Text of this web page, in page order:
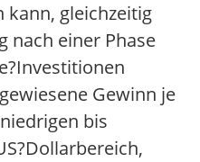
kann, gleichzeitig
nach einer Phase
Gewinn je
bis